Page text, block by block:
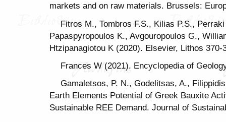
markets and on raw materials. Brussels:
Fitros M., Tombros F.S., Kilias P.S.,
Papaspyropoulos K., Avgouropoulos G.,
Htzipanagiotou K (2020). Elsevier, Lithos 370-
Frances W (2021). Encyclopedia of
Gamaletsos, P. N., Godelitsas, A.,
Earth Elements Potential of Greek Bauxite
Sustainable REE Demand. Journal of